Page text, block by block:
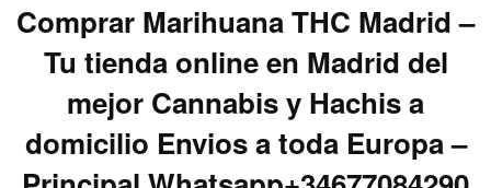
Comprar Marihuana THC Madrid –
Tu tienda online en Madrid del
mejor Cannabis y Hachis a
domicilio Envios a toda Europa –